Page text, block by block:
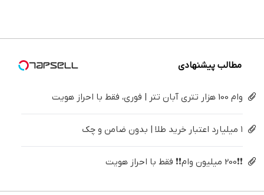
کن
کننده
مطالب پیشنهادی
وام 100 هزار تتری آبان تتر | فوری، فقط با احراز هویت
۱ میلیارد اعتبار خرید طلا | بدون ضامن و چک
❗❗200 میلیون وام❗❗ فقط با احراز هویت